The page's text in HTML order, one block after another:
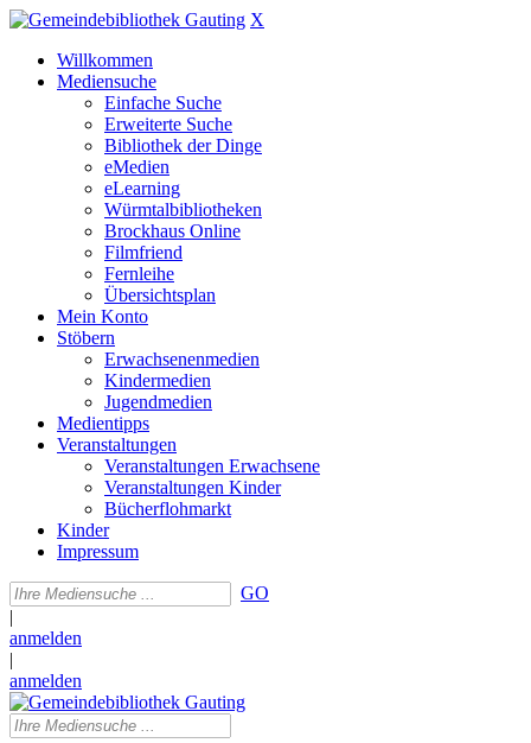
X
Willkommen
Mediensuche
Einfache Suche
Erweiterte Suche
Bibliothek der Dinge
eMedien
eLearning
Würmtalbibliotheken
Brockhaus Online
Filmfriend
Fernleihe
Übersichtsplan
Mein Konto
Stöbern
Erwachsenenmedien
Kindermedien
Jugendmedien
Medientipps
Veranstaltungen
Veranstaltungen Erwachsene
Veranstaltungen Kinder
Bücherflohmarkt
Kinder
Impressum
GO
|
anmelden
|
anmelden